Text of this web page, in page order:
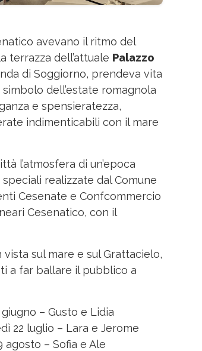
avevano il ritmo del
terrazza dell’attuale Palazzo
di Soggiorno, prendeva vita
dell’estate romagnola
e spensieratezza,
indimenticabili con il mare
l’atmosfera di un’epoca
realizzate dal Comune
Cesenate e Confcommercio
Cesenatico, con il
sul mare e sul Grattacielo,
a far ballare il pubblico a
– Gusto e Lidia
22 luglio – Lara e Jerome
– Sofia e Ale